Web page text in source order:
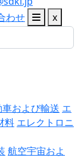
わせ
x
車および輸送 エ
料 エレクトロニ
航空宇宙およ